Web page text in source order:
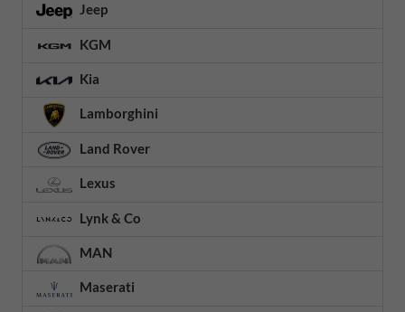
Jeep
KGM
Kia
Lamborghini
Land Rover
Lexus
Lynk & Co
MAN
Maserati